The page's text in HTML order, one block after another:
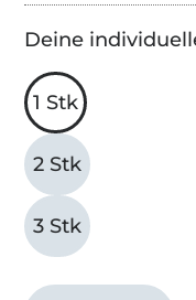
Deine
1 Stk
2 Stk
3 Stk